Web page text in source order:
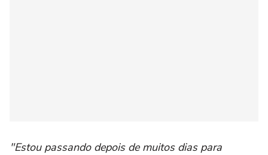
"Estou passando depois de muitos dias para